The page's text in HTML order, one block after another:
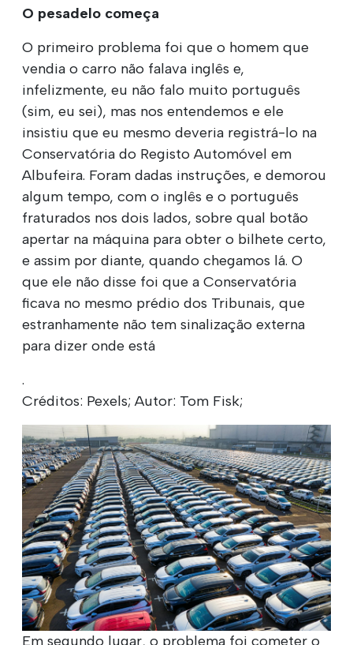
O pesadelo começa
O primeiro problema foi que o homem que
vendia o carro não falava inglês e,
infelizmente, eu não falo muito português
(sim, eu sei), mas nos entendemos e ele
insistiu que eu mesmo deveria registrá-lo na
Conservatória do Registo Automóvel em
Albufeira. Foram dadas instruções, e demorou
algum tempo, com o inglês e o português
fraturados nos dois lados, sobre qual botão
apertar na máquina para obter o bilhete certo,
e assim por diante, quando chegamos lá. O
que ele não disse foi que a Conservatória
ficava no mesmo prédio dos Tribunais, que
estranhamente não tem sinalização externa
para dizer onde está
.
Créditos: Pexels; Autor: Tom Fisk;
Em segundo lugar, o problema foi cometer o